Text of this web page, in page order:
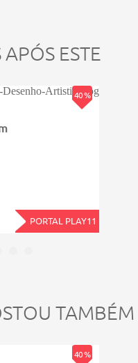
ESTE
40 %
PORTAL PLAY11
TAMBÉM
40 %